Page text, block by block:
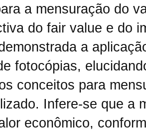
a mensuração do
do fair value e do
a
fotocópias,
conceitos para
Infere-se que a
econômico,